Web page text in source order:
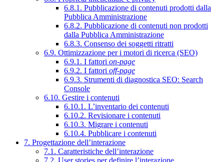
6.8.1. Pubblicazione di contenuti prodotti dalla
Pubblica Amministrazione
6.8.2. Pubblicazione di contenuti non prodotti
dalla Pubblica Amministrazione
6.8.3. Consenso dei soggetti ritratti
6.9. Ottimizzazione per i motori di ricerca (SEO)
6.9.1. I fattori on-page
6.9.2. I fattori off-page
6.9.3. Strumenti di diagnostica SEO: Search
Console
6.10. Gestire i contenuti
6.10.1. L’inventario dei contenuti
6.10.2. Revisionare i contenuti
6.10.3. Migrare i contenuti
6.10.4. Pubblicare i contenuti
7. Progettazione dell’interazione
7.1. Caratteristiche dell’interazione
7.2. User stories per definire l’interazione